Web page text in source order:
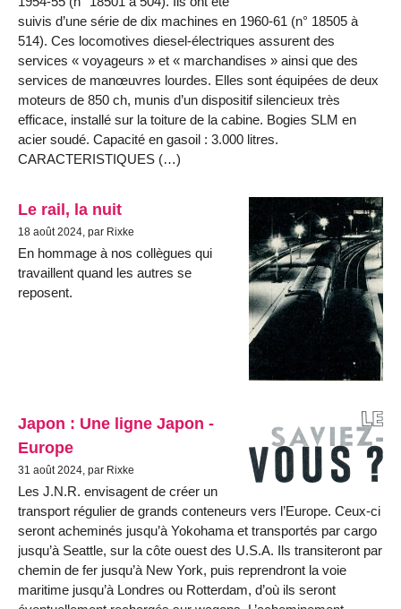
suivis d’une série de dix machines en 1960-61 (n° 18505 à
514). Ces locomotives diesel-électriques assurent des
services « voyageurs » et « marchandises » ainsi que des
services de manœuvres lourdes. Elles sont équipées de deux
moteurs de 850 ch, munis d’un dispositif silencieux très
efficace, installé sur la toiture de la cabine. Bogies SLM en
acier soudé. Capacité en gasoil : 3.000 litres.
CARACTERISTIQUES (…)
Le rail, la nuit
18 août 2024, par Rixke
En hommage à nos collègues qui
travaillent quand les autres se
reposent.
Japon : Une ligne Japon -
Europe
31 août 2024, par Rixke
Les J.N.R. envisagent de créer un
transport régulier de grands conteneurs vers l’Europe. Ceux-ci
seront acheminés jusqu’à Yokohama et transportés par cargo
jusqu’à Seattle, sur la côte ouest des U.S.A. Ils transiteront par
chemin de fer jusqu’à New York, puis reprendront la voie
maritime jusqu’à Londres ou Rotterdam, d’où ils seront